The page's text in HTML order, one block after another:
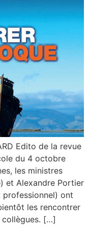
Edito de la revue
du 4 octobre
les ministres
et Alexandre Portier
professionnel) ont
les rencontrer
[…]